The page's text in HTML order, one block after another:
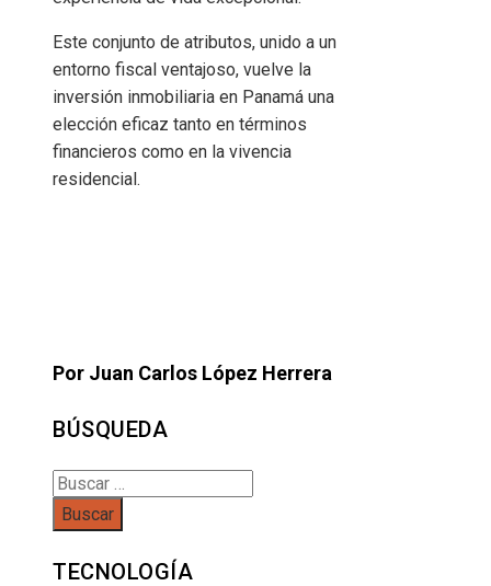
Este conjunto de atributos, unido a un
entorno fiscal ventajoso, vuelve la
inversión inmobiliaria en Panamá una
elección eficaz tanto en términos
financieros como en la vivencia
residencial.
Por Juan Carlos López Herrera
BÚSQUEDA
Buscar:
TECNOLOGÍA